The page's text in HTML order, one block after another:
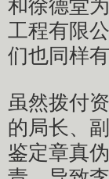
和徐德堂
工程有限
们也同样
虽然拨付
的局长、
鉴定章真